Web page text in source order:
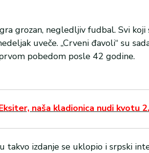
grozan, negledljiv fudbal. Svi
uveče. „Crveni đavoli“ su
pobedom posle 42 godine.
naša kladionica nudi kvotu
takvo izdanje se uklopio i srpski